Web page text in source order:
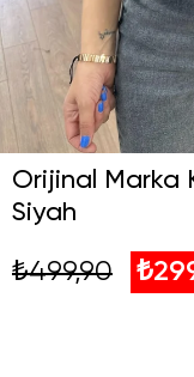
Orijinal Marka
Siyah
₺499,90